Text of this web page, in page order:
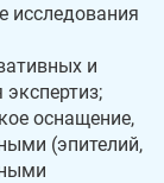
исследования
и
оснащение,
(эпителий,